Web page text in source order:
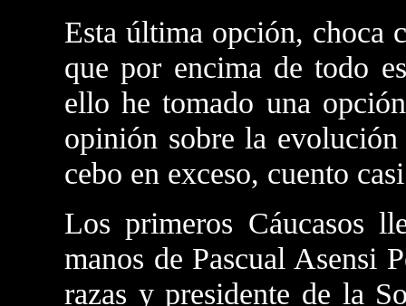
Esta última opción, choca
que por encima de todo
ello he tomado una
opinión sobre la
cebo en exceso, cuento
Los primeros Cáucasos
manos de Pascual Asensi
razas y presidente de la